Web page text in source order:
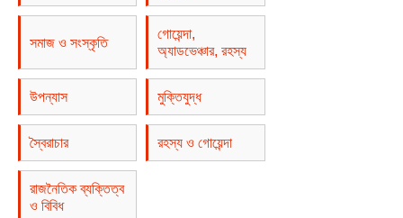
সমাজ ও সংস্কৃতি
গোয়েন্দা,
অ্যাডভেঞ্চার, রহস্য
উপন্যাস মুক্তিযুদ্ধ
স্বৈরাচার রহস্য ও গোয়েন্দা
রাজনৈতিক ব্যক্তিত্ব
ও বিবিধ